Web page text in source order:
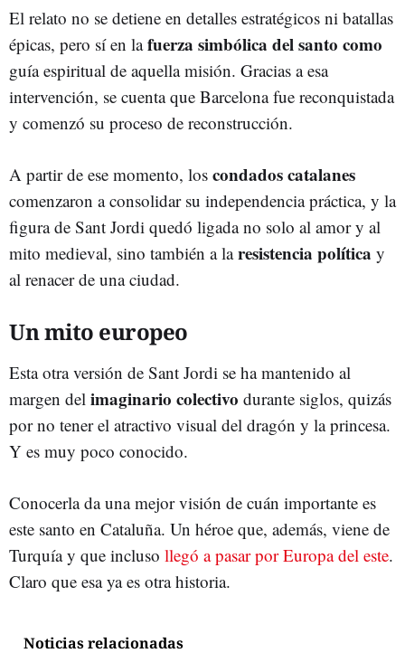
El relato no se detiene en detalles estratégicos ni batallas
épicas, pero sí en lafuerza simbólica del santo como
guía espiritual de aquella misión. Gracias a esa
intervención, se cuenta que Barcelona fue reconquistada
y comenzó su proceso de reconstrucción.
A partir de ese momento, los condados catalanes
comenzaron a consolidar su independencia práctica, y la
figura de Sant Jordi quedó ligada no solo al amor y al
mito medieval, sino también a laresistencia política y
al renacer de una ciudad.
Un mito europeo
Esta otra versión de Sant Jordi se ha mantenido al
margen del imaginario colectivo durante siglos, quizás
por no tener el atractivo visual del dragón y la princesa.
Y es muy poco conocido.
Conocerla da una mejor visión de cuán importante es
este santo en Cataluña. Un héroe que, además, viene de
Turquía y que incluso llegó a pasar por Europa del este.
Claro que esa ya es otra historia.
Noticias relacionadas